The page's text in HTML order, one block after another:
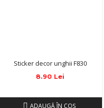
Sticker decor unghii F830
8.90 Lei
ADAUGĂ ÎN COŞ